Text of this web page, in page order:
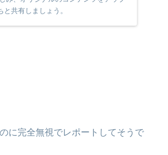
共有しましょう。
に完全無視でレポートしてそうで